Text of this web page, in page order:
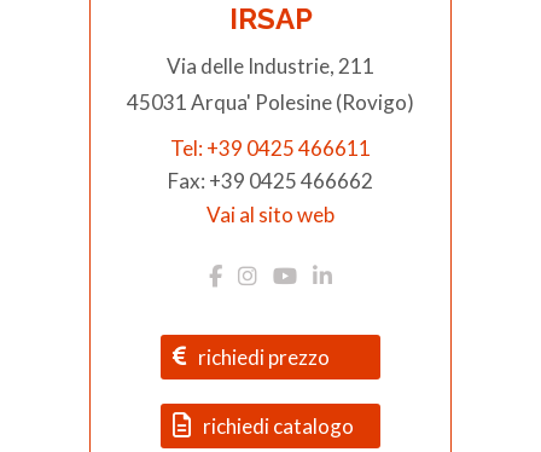
IRSAP
Via delle Industrie, 211
45031 Arqua' Polesine (Rovigo)
Tel: +39 0425 466611
Fax: +39 0425 466662
Vai al sito web
richiedi prezzo
richiedi catalogo